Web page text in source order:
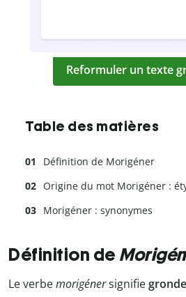
Reformuler un texte
Table des matières
Définition de Morigéner
Origine du mot Morigéner :
Morigéner : synonymes
Définition de
Le verbemorigénersignifie